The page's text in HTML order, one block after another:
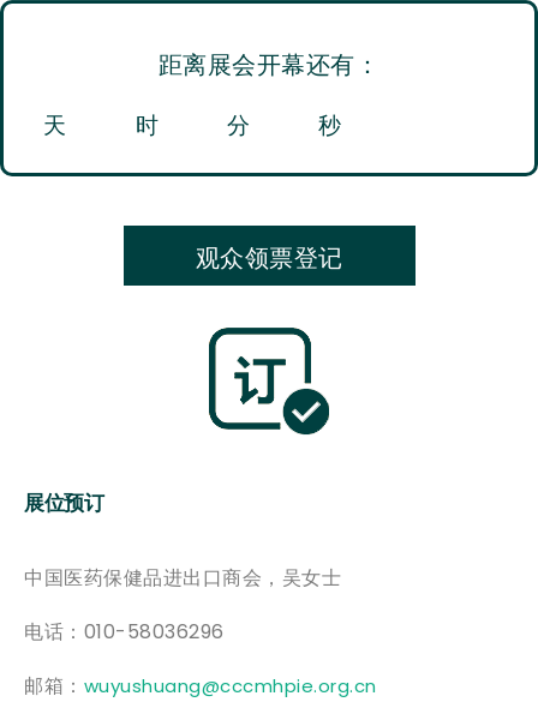
距离展会开幕还有：
天 时 分 秒
观众领票登记
展位预订
中国医药保健品进出口商会，吴女士
电话：010-58036296
邮箱： wuyushuang@cccmhpie.org.cn